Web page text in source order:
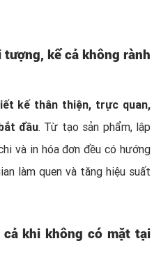
kể cả không rành
kế thân thiện, trực quan,
đầu. Từ tạo sản phẩm, lập
và in hóa đơn đều có hướng
làm quen và tăng hiệu suất
khi không có mặt tại